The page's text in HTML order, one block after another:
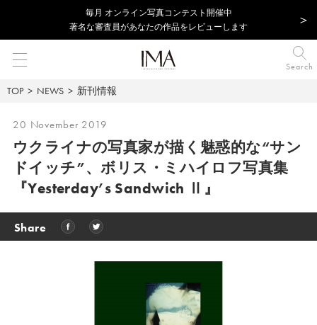
毎⽉ オンライン写真コンテスト開催中
著名な審査員があなたの作品をレビューします
Search
TOP NEWS 新刊情報
20 November 2019
ウクライナの写真家が描く魅惑的な“サン
ドイッチ”、ボリス・ミハイロフ写真集
『Yesterday’s Sandwich Ⅱ』
Share